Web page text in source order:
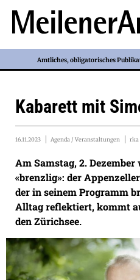
Amtliches, obligatorisches
Kabarett mit
16.11.2023 Agenda / Veranstaltungen rka
Am Samstag, 2.
«brenzlig»: der
der in seinem Programm
Alltag reflektiert, kommt
den Zürichsee.